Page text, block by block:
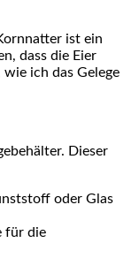
ist ein
dass⁤ die Eier
wie ich das Gelege
Dieser‌
oder Glas
für die